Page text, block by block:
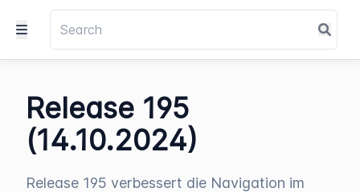
Release 195
(14.10.2024)
Release 195 verbessert die Navigation im